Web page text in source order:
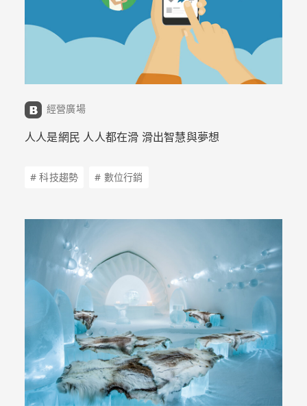
經營廣場
人人是網民 人人都在滑 滑出智慧與夢想
# 科技趨勢 # 數位行銷